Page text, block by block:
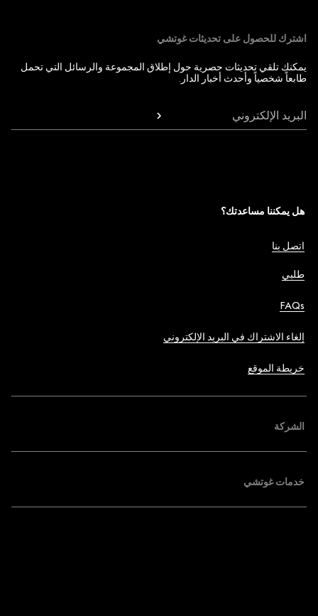
اشترك للحصول على تحديثات غوتشي
يمكنك تلقي تحديثات حصرية حول إطلاق المجموعة والرسائل التي تحمل
طابعاً شخصياً وأحدث أخبار الدار.
البريد الإلكتروني
هل يمكننا مساعدتك؟
اتصل بنا
طلبي
FAQs
إلغاء الاشتراك في البريد الإلكتروني
خريطة الموقع
الشركة
خدمات غوتشي